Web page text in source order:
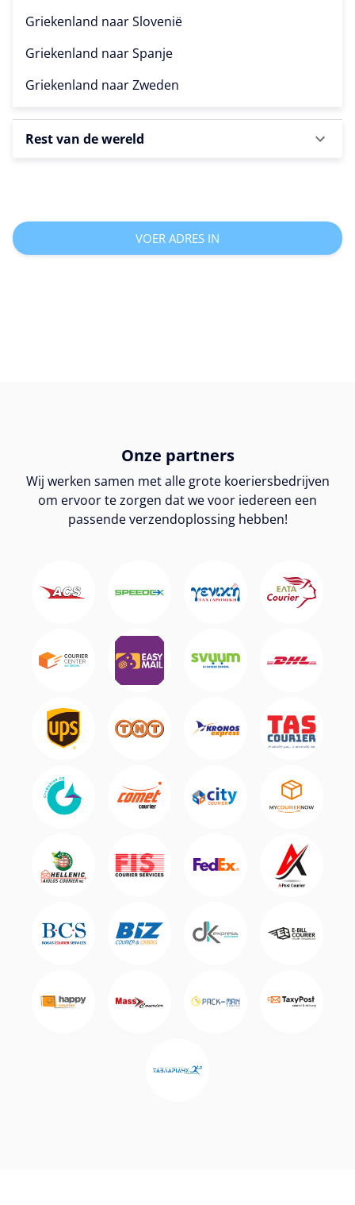
Griekenland naarSlovenië
Griekenland naarSpanje
Griekenland naarZweden
Rest van de wereld
VOER ADRES IN
Onze partners
Wij werken samen met alle grote koeriersbedrijven
om ervoor te zorgen dat we voor iedereen een
passende verzendoplossing hebben!